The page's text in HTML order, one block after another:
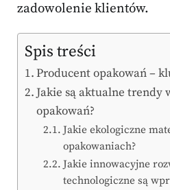
zadowolenie klientów.
Spis treści
Producent opakowań –
Jakie są aktualne trendy
opakowań?
Jakie ekologiczne
opakowaniach?
Jakie innowacyjne
technologiczne są